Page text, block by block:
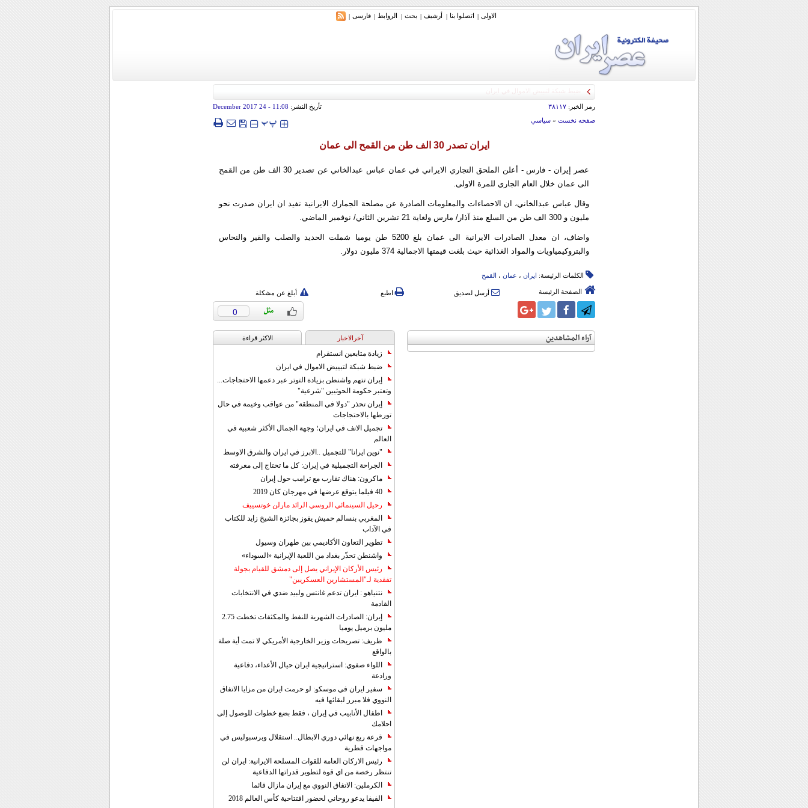
الاولی | اتصلوا بنا | أرشیف | بحث | الروابط | فارسی |
رمز الخبر: ۳۸۱۱۷ تأريخ النشر: 11:08
- 24 December 2017
صفحه نخست» سياسي ‍‍‍ پپ
ايران تصدر 30 الف طن من القمح الى عمان
عصر إيران - فارس - أعلن الملحق التجاري الايراني في عمان عباس عبدالخاني عن تصدير 30 الف طن من القمح
الى عمان خلال العام الجاري للمرة الاولى.
وقال عباس عبدالخاني، ان الاحصاءات والمعلومات الصادرة عن مصلحة الجمارك الايرانية تفيد ان ايران صدرت نحو
مليون و 300 الف طن من السلع منذ آذار/ مارس ولغاية 21 تشرين الثاني/ نوفمبر الماضي.
واضاف، ان معدل الصادرات الايرانية الى عمان بلغ 5200 طن يوميا شملت الحديد والصلب والقير والنحاس
والبتروكيمياويات والمواد الغذائية حيث بلغت قيمتها الاجمالية 374 مليون دولار.
الكلمات الرئيسة: ایران، عمان، القمح
الصفحة الرئيسة أرسل لصديق اطبع أبلغ عن مشكلة
0
آراء المشاهدين آخرالاخبار الاکثر قراءة
زيادة متابعين انستقرام
ضبط شبكة لتبييض الاموال في ايران
إيران تتهم واشنطن بزيادة التوتر عبر دعمها الاحتجاجات...
وتعتبر حكومة الحوثيين "شرعية"
إيران تحذر "دولا في المنطقة" من عواقب وخيمة في حال
تورطها بالاحتجاجات
تجميل الانف في ايران؛ وجهة الجمال الأكثر شعبية في
العالم
"نوين ايرانا" للتجميل ..الابرز في ايران والشرق الاوسط
الجراحة التجميلية في إيران: كل ما تحتاج إلى معرفته
ماكرون: هناك تقارب مع ترامب حول إيران
40 فيلما يتوقع عرضها في مهرجان كان 2019
رحيل السينمائي الروسي الرائد مارلن خوتسييف
المغربي بنسالم حميش يفوز بجائزة الشيخ زايد للكتاب
في الآداب
تطوير التعاون الأكاديمي بين طهران وسيول
واشنطن تحذّر بغداد من اللعبة الإيرانية «السوداء»
رئيس الأركان الإيراني يصل إلى دمشق للقيام بجولة
تفقدية لـ"المستشارين العسكريين"
نتنياهو : ايران تدعم غانتس ولبيد ضدي في الانتخابات
القادمة
إيران: الصادرات الشهریة للنفط والمكثفات تخطت 2.75
مليون برميل يوميا
ظريف: تصريحات وزير الخارجية الأمريكي لا تمت أية صلة
بالواقع
اللواء صفوي: استراتيجية ايران حيال الأعداء، دفاعية
ورادعة
سفير ايران في موسكو: لو حرمت ايران من مزايا الاتفاق
النووي فلا مبرر لبقائها فيه
اطفال الأنابيب في إيران ، فقط بضع خطوات للوصول إلى
احلامك
قرعة ربع نهائي دوري الابطال.. استقلال وبرسبوليس في
مواجهات قطرية
رئيس الاركان العامة للقوات المسلحة الايرانية: ايران لن
تنتظر رخصة من اي قوة لتطوير قدراتها الدفاعية
الكرملين: الاتفاق النووي مع إيران مازال قائما
الفيفا يدعو روحاني لحضور افتتاحية كأس العالم 2018